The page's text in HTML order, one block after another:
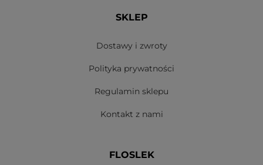
SKLEP
Dostawy i zwroty
Polityka prywatności
Regulamin sklepu
Kontakt z nami
FLOSLEK